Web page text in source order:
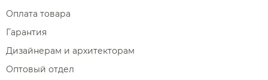
Оплата товара
Гарантия
Дизайнерам и архитекторам
Оптовый отдел